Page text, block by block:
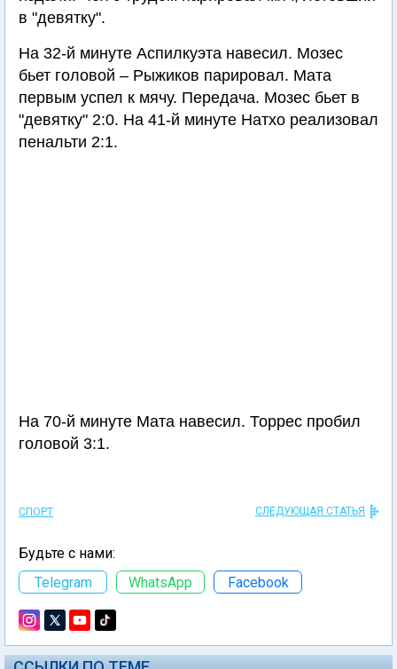
в "девятку".
На 32-й минуте Аспилкуэта навесил. Мозес
бьет головой – Рыжиков парировал. Мата
первым успел к мячу. Передача. Мозес бьет в
"девятку" 2:0. На 41-й минуте Натхо реализовал
пенальти 2:1.
На 70-й минуте Мата навесил. Торрес пробил
головой 3:1.
СПОРТ СЛЕДУЮЩАЯ СТАТЬЯ
Будьте с нами:
Telegram
WhatsApp Facebook